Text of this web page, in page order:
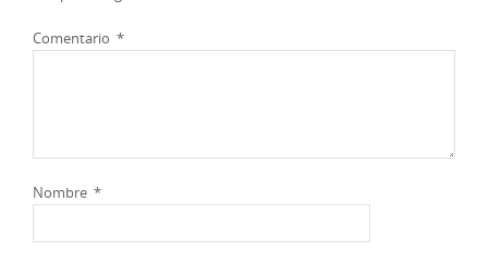
Comentario *
Nombre *